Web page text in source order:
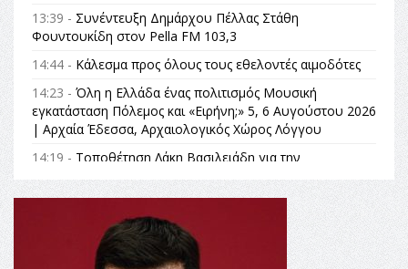
13:39 - Συνέντευξη Δημάρχου Πέλλας Στάθη
Φουντουκίδη στον Pella FM 103,3
14:44 - Κάλεσμα προς όλους τους εθελοντές αιμοδότες
14:23 - Όλη η Ελλάδα ένας πολιτισμός Μουσική
εγκατάσταση Πόλεμος και «Ειρήνη;» 5, 6 Αυγούστου 2026
| Αρχαία Έδεσσα, Αρχαιολογικός Χώρος Λόγγου
14:19 - Τοποθέτηση Λάκη Βασιλειάδη για την
Αναθεώρηση του Συντάγματος: «Σε τέτοιες κορυφαίες
θεσμικές διαδικασίες υπάρχει μόνο η ευθύνη απέναντι
στις επόμενες γενιές»
Το πρόγραμμα του ΠΑΟΚ στον δεύτερο γύρο του
Champions League!